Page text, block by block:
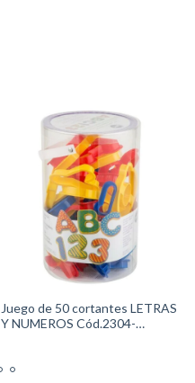
Juego de 50 cortantes LETRAS
Y NUMEROS Cód.2304-